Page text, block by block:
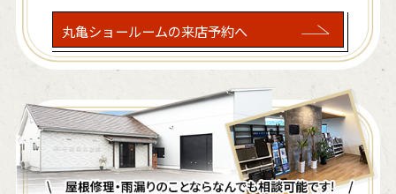
丸亀ショールームの来店予約へ